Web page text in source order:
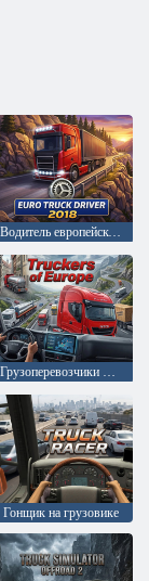
Водитель европейского грузовика 2018
Грузоперевозчики Европы
Гонщик на грузовике